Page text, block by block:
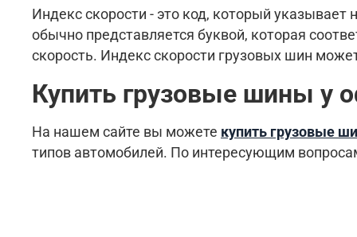
Индекс скорости - это код, который
обычно представляется буквой, которая
скорость. Индекс скорости грузовых шин
Купить грузовые шины у
На нашем сайте вы можете купить грузовые
типов автомобилей. По интересующим